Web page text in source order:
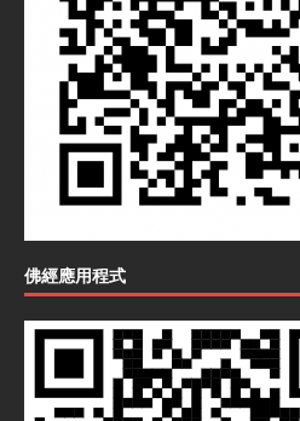
佛經應用程式